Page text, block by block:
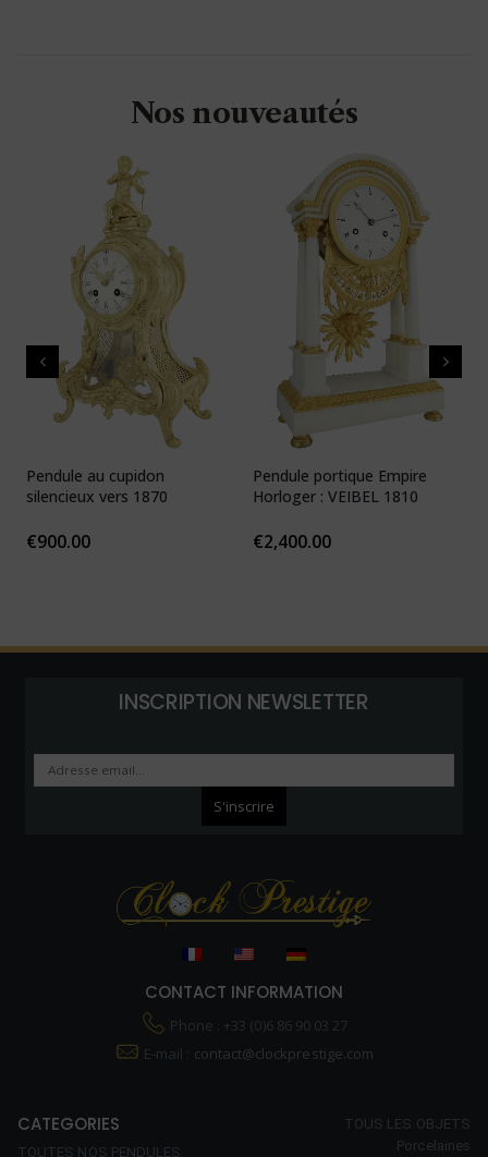
Nos nouveautés
Pendule au cupidon
silencieux vers 1870
€900.00
Pendule portique Empire
Horloger : VEIBEL 1810
€2,400.00
INSCRIPTION NEWSLETTER
CONTACT INFORMATION
Phone : +33 (0)6 86 90 03 27
E-mail : contact@clockprestige.com
CATEGORIES
TOUTES NOS PENDULES
TOUS LES OBJETS
Porcelaines